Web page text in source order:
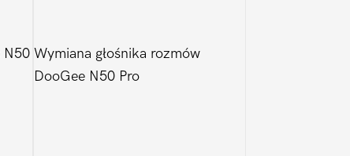
N50 Wymiana głośnika rozmów
DooGee N50 Pro